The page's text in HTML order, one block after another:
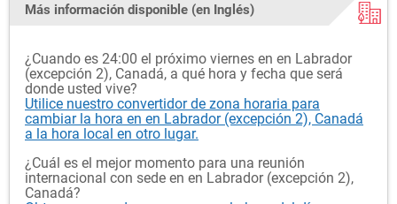
Más información disponible (en Inglés)
¿Cuando es 24:00 el próximo viernes en en Labrador
(excepción 2), Canadá, a qué hora y fecha que será
donde usted vive?
Utilice nuestro convertidor de zona horaria para
cambiar la hora en en Labrador (excepción 2), Canadá
a la hora local en otro lugar.
¿Cuál es el mejor momento para una reunión
internacional con sede en en Labrador (excepción 2),
Canadá?